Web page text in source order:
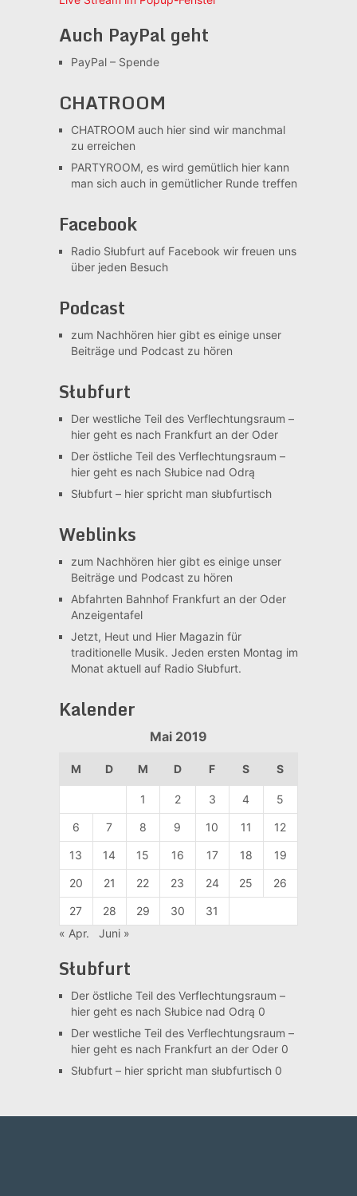
Auch PayPal geht
PayPal – Spende
CHATROOM
CHATROOMauch hier sind wir manchmal
zu erreichen
PARTYROOM, es wird gemütlichhier kann
man sich auch in gemütlicher Runde treffen
Facebook
Radio Słubfurt auf Facebook wir freuen uns
über jeden Besuch
Podcast
zum Nachhören hier gibt es einige unser
Beiträge und Podcast zu hören
Słubfurt
Der westliche Teil des Verflechtungsraum –
hier geht es nach Frankfurt an der Oder
Der östliche Teil des Verflechtungsraum –
hier geht es nach Słubice nad Odrą
Słubfurt –hier spricht man słubfurtisch
Weblinks
zum Nachhören hier gibt es einige unser
Beiträge und Podcast zu hören
Abfahrten Bahnhof Frankfurt an der Oder
Anzeigentafel
Jetzt, Heut und HierMagazin für
traditionelle Musik. Jeden ersten Montag im
Monat aktuell auf Radio Słubfurt.
Kalender
Mai 2019
M D M D F S S
1 2 3 4 5
6 7 8 9 10 11 12
13 14 15 16 17 18 19
20 21 22 23 24 25 26
27 28 29 30
31
« Apr.
Juni »
Słubfurt
Der östliche Teil des Verflechtungsraum –
hier geht es nach Słubice nad Odrą 0
Der westliche Teil des Verflechtungsraum –
hier geht es nach Frankfurt an der Oder 0
Słubfurt –hier spricht man słubfurtisch 0